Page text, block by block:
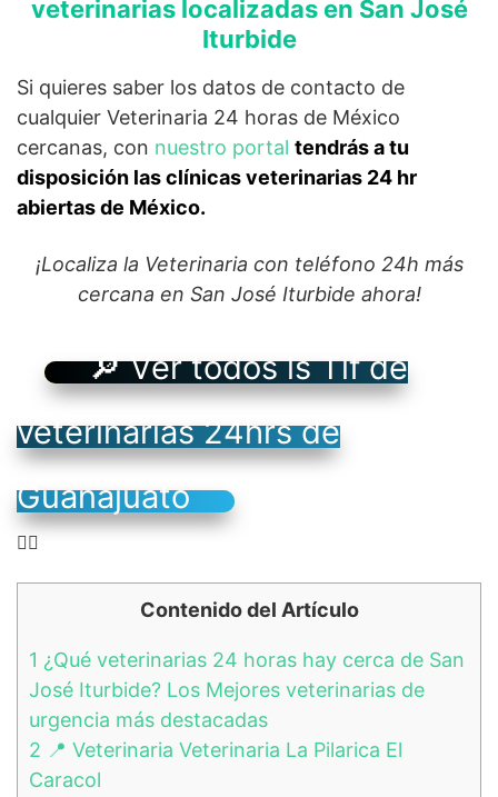
veterinarias localizadas en San José
Iturbide
Si quieres saber los datos de contacto de
cualquier Veterinaria 24 horas de México
cercanas, con nuestro portal tendrás a tu
disposición las clínicas veterinarias 24 hr
abiertas de México.
¡Localiza la Veterinaria con teléfono 24h más
cercana en San José Iturbide ahora!
🔎 Ver todos ls Tlf de
veterinarias 24hrs de
Guanajuato
👉🏻
Contenido del Artículo
1 ¿Qué veterinarias 24 horas hay cerca de San
José Iturbide? Los Mejores veterinarias de
urgencia más destacadas
2 📍 Veterinaria Veterinaria La Pilarica El
Caracol